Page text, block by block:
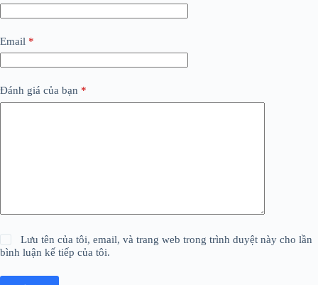
Email *
Đánh giá của bạn *
Lưu tên của tôi, email, và trang web trong trình duyệt này cho lần
bình luận kế tiếp của tôi.